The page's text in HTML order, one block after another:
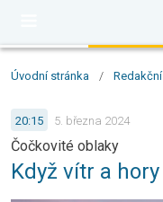
Úvodní stránka /
20:15 5. března 2024
Čočkovité oblaky
Když vítr a